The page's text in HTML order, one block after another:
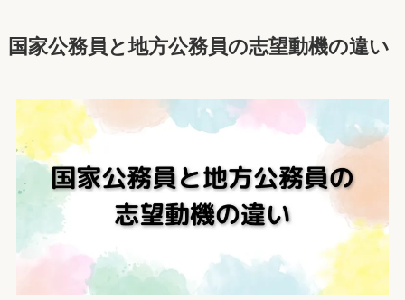
国家公務員と地方公務員の志望動機の違い